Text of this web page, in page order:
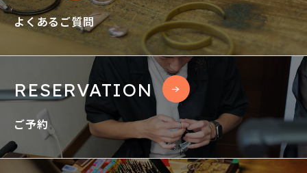
よくあるご質問
RESERVATION
ご予約